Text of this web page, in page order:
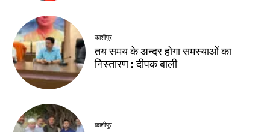
काशीपुर
तय समय के अन्दर होगा समस्याओं का
निस्तारण : दीपक बाली
काशीपुर